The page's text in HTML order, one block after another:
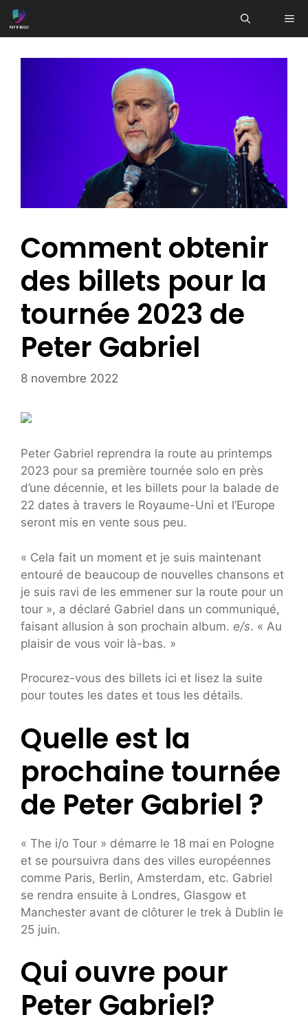
Aller
au
Comment obtenir
des billets pour la
tournée 2023 de
Peter Gabriel
8 novembre 2022
Peter Gabriel reprendra la route au printemps
2023 pour sa première tournée solo en près
d’une décennie, et les billets pour la balade de
22 dates à travers le Royaume-Uni et l’Europe
seront mis en vente sous peu.
« Cela fait un moment et je suis maintenant
entouré de beaucoup de nouvelles chansons et
je suis ravi de les emmener sur la route pour un
tour », a déclaré Gabriel dans un communiqué,
faisant allusion à son prochain album. e/s. « Au
plaisir de vous voir là-bas. »
Procurez-vous des billets ici et lisez la suite
pour toutes les dates et tous les détails.
Quelle est la
prochaine tournée
de Peter Gabriel ?
« The i/o Tour » démarre le 18 mai en Pologne
et se poursuivra dans des villes européennes
comme Paris, Berlin, Amsterdam, etc. Gabriel
se rendra ensuite à Londres, Glasgow et
Manchester avant de clôturer le trek à Dublin le
25 juin.
Qui ouvre pour
Peter Gabriel?